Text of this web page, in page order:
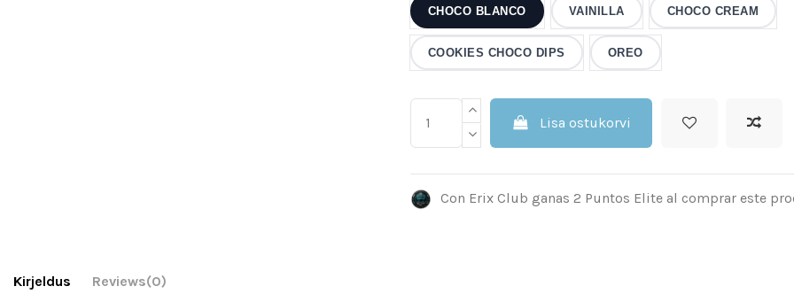
CHOCO BLANCO VAINILLA CHOCO CREAM
COOKIES CHOCO DIPS OREO
Lisa ostukorvi
Con Erix Club ganas 2 Puntos Elite al comprar este
Kirjeldus Reviews(0)